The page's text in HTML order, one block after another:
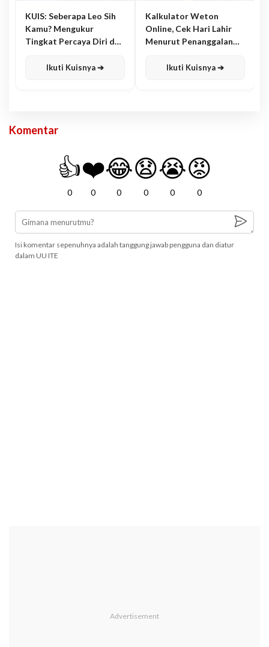
KUIS: Seberapa Leo Sih
Kamu? Mengukur
Tingkat Percaya Diri dan
Ikuti Kuisnya ➔
Kalkulator Weton
Online, Cek Hari Lahir
Menurut Penanggalan
Ikuti Kuisnya ➔
Komentar
👍
0
❤️
0
😂
0
😧
0
😭
0
😡
0
Isi komentar sepenuhnya adalah tanggung jawab pengguna dan diatur
dalam UU ITE